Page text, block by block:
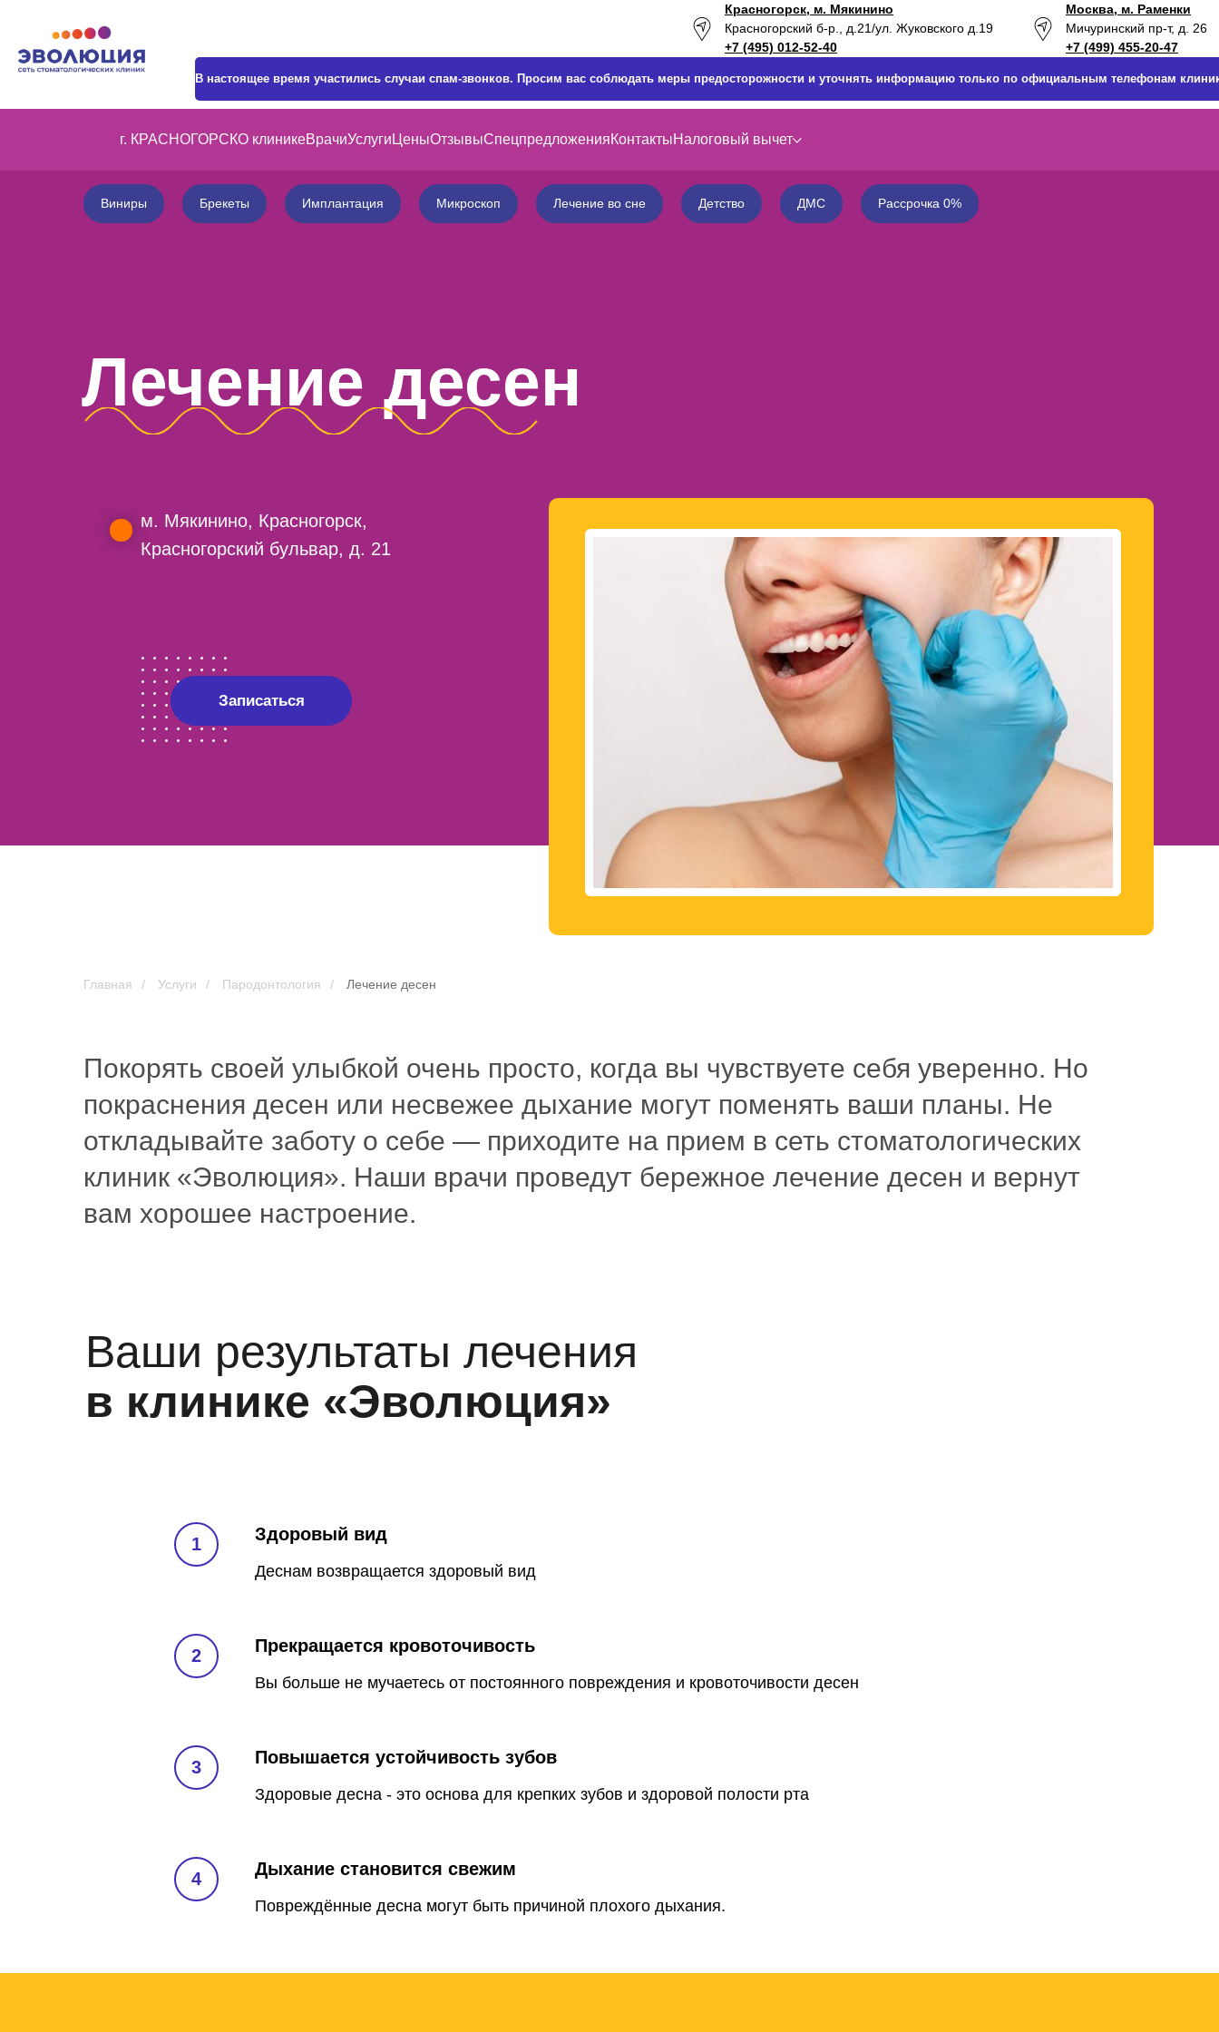
Красногорск, м. Мякинино
Красногорский б-р., д.21/ул. Жуковского д.19
+7 (495) 012-52-40
Москва, м. Раменки
Мичуринский пр-т, д. 26
+7 (499) 455-20-47
В настоящее время участились случаи спам-звонков. Просим вас соблюдать меры предосторожности и уточнять информацию только по официальным телефонам
г. КРАСНОГОРСКО клиникеВрачиУслуги ЦеныОтзывыСпецпредложенияКонтактыНалоговый вычет
Виниры Брекеты Имплантация Микроскоп Лечение во сне Детство ДМС Рассрочка 0%
Лечение десен
м. Мякинино, Красногорск,
Красногорский бульвар, д. 21
Записаться
Главная / Услуги / Пародонтология / Лечение десен
Покорять своей улыбкой очень просто, когда вы чувствуете себя уверенно. Но
покраснения десен или несвежее дыхание могут поменять ваши планы. Не
откладывайте заботу о себе — приходите на прием в сеть стоматологических
клиник «Эволюция». Наши врачи проведут бережное лечение десен и вернут
вам хорошее настроение.
Ваши результаты лечения
в клинике «Эволюция»
Здоровый вид
Деснам возвращается здоровый вид
Прекращается кровоточивость
Вы больше не мучаетесь от постоянного повреждения и кровоточивости десен
Повышается устойчивость зубов
Здоровые десна - это основа для крепких зубов и здоровой полости рта
Дыхание становится свежим
Повреждённые десна могут быть причиной плохого дыхания.